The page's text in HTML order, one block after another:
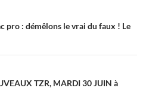
pro : démêlons le vrai du faux ! Le
TZR, MARDI 30 JUIN à